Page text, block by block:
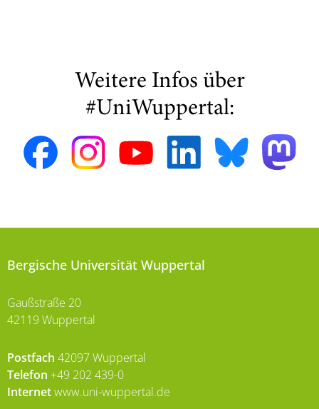
Weitere Infos über
#UniWuppertal:
Bergische Universität Wuppertal
Gaußstraße 20
42119 Wuppertal
Postfach 42097 Wuppertal
Telefon +49 202 439-0
Internetwww.uni-wuppertal.de